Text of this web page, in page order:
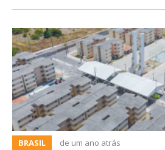
BRASIL de um ano atrás